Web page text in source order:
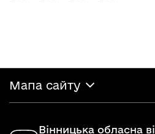
Мапа сайту
Вінницька обласна